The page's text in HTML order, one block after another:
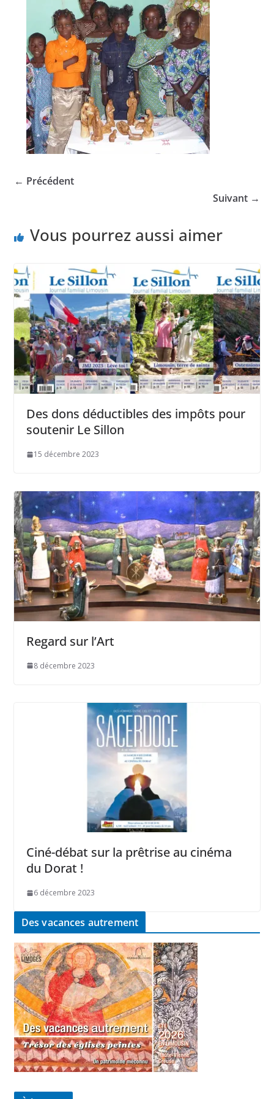
← Précédent
Suivant →
Vous pourrez aussi aimer
Des dons déductibles des impôts pour
soutenir Le Sillon
15 décembre 2023
Regard sur l’Art
8 décembre 2023
Ciné-débat sur la prêtrise au cinéma
du Dorat !
6 décembre 2023
Des vacances autrement